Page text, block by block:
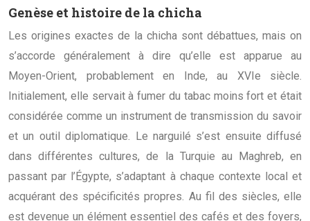
Genèse et histoire de la chicha
Les origines exactes de la chicha sont débattues, mais on
s’accorde généralement à dire qu’elle est apparue au
Moyen-Orient, probablement en Inde, au XVIe siècle.
Initialement, elle servait à fumer du tabac moins fort et était
considérée comme un instrument de transmission du savoir
et un outil diplomatique. Le narguilé s’est ensuite diffusé
dans différentes cultures, de la Turquie au Maghreb, en
passant par l’Égypte, s’adaptant à chaque contexte local et
acquérant des spécificités propres. Au fil des siècles, elle
est devenue un élément essentiel des cafés et des foyers,